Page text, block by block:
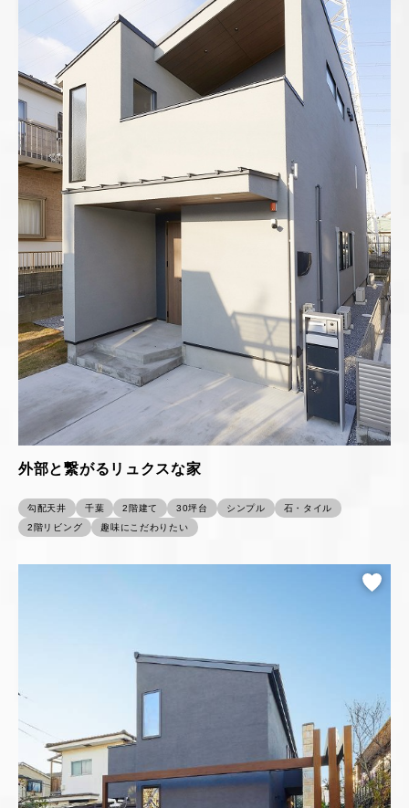
外部と繋がるリュクスな家
勾配天井 千葉 2階建て 30坪台 シンプル
石・タイル
2階リビング
趣味にこだわりたい